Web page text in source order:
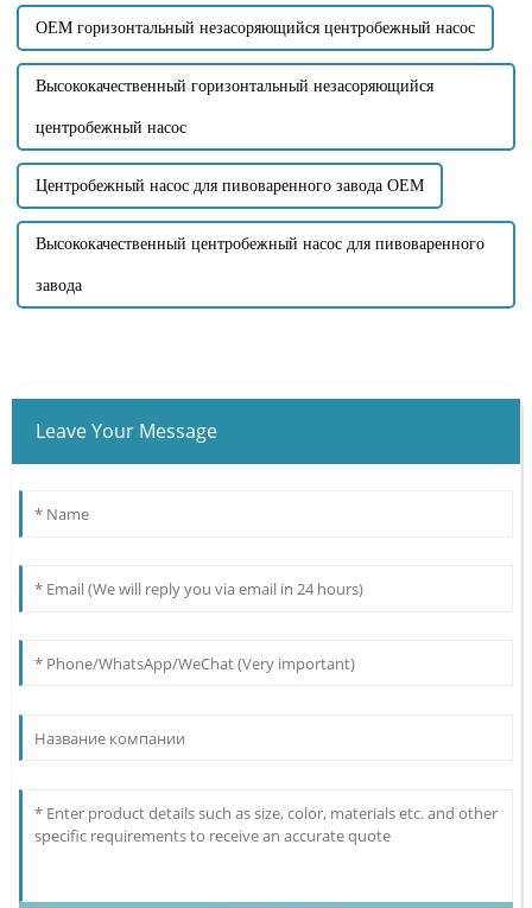
OEM горизонтальный незасоряющийся центробежный насос
Высококачественный горизонтальный незасоряющийся
центробежный насос
Центробежный насос для пивоваренного завода OEM
Высококачественный центробежный насос для пивоваренного
завода
Leave Your Message